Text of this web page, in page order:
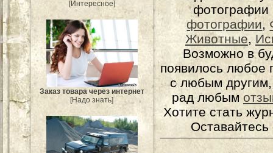
[Интересное]
Заказ товара через интернет
[Надо знать]
фотографии
фотографии,
Животные,
Возможно в
появилось любое
с любым
рад любым
Хотите стать